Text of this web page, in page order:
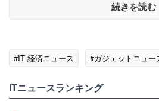
続きを読む
#IT 経済ニュース #ガジェットニュー
ITニュースランキング